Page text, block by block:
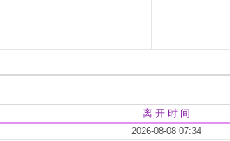
离 开 时 间
2026-08-08 07:34